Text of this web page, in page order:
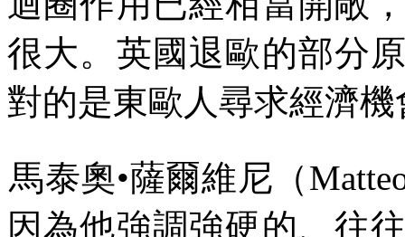
很大。英國退歐的部分
對的是東歐人尋求經濟
馬泰奧•薩爾維尼（
因為他強調強硬的、 往